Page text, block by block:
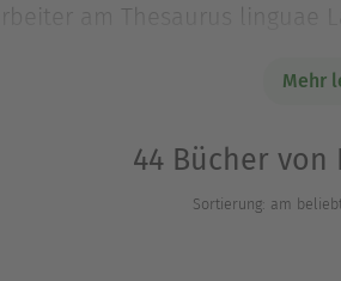
am Thesaurus linguae
Antike und des Mittelalters
Mehr
44 Bücher
Sortierung: am